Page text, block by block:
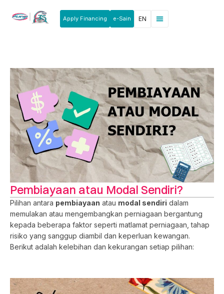
Apply Financing e-Sain EN
Pembiayaan atau Modal Sendiri?
Pilihan antara pembiayaan atau modal sendiri dalam
memulakan atau mengembangkan perniagaan bergantung
kepada beberapa faktor seperti matlamat perniagaan, tahap
risiko yang sanggup diambil dan keperluan kewangan.
Berikut adalah kelebihan dan kekurangan setiap pilihan: